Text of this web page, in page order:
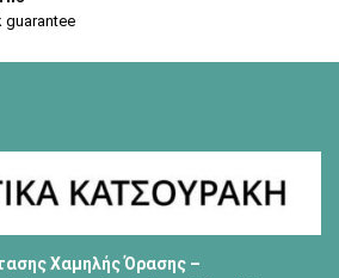
guarantee
Χαμηλής Όρασης –